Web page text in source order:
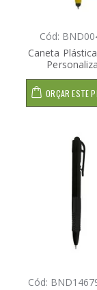
Cód:
Caneta
ORÇAR ESTE
Cód: